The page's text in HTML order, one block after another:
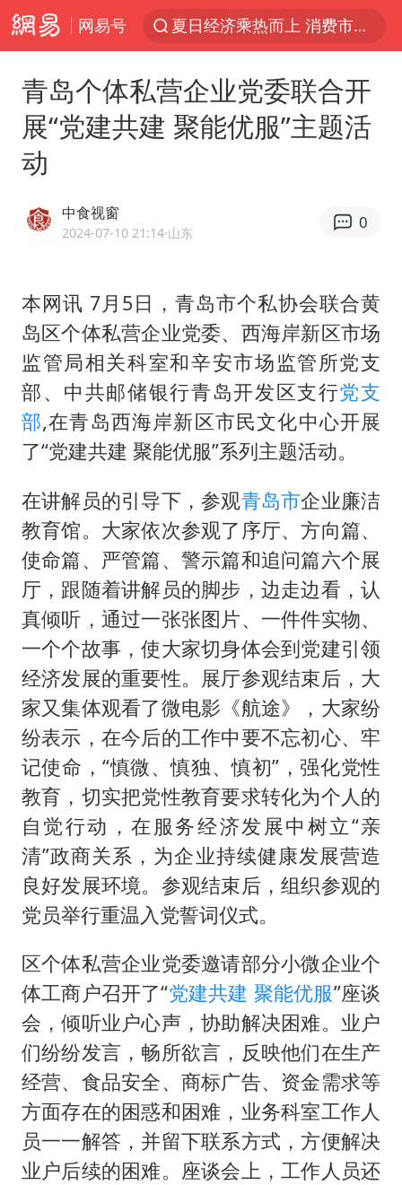
网易号
夏日经济乘热而上 消费市场向新而行
于东来回应胖东来近25年老店年底关闭
以拒绝“和平委员会”的加沙和平计划
白海豚北上或致京津冀暴雨
上门女婿出轨女邻居多年被判重婚罪
香港刷新1884年以来最高气温纪录
美将每月供乌爱国者拦截导弹
国足U17与阿森纳决赛取消 并列冠军
暑期研学游升温 在旅途中增长知识
宝妈给四胞胎取名平安喜乐
构建更高水平的全民健身公共服务体系
暴雨预报为何有时感觉不准
青岛个体私营企业党委联合开
展“党建共建 聚能优服”主题活
动
中食视窗
2024-07-10 21:14·山东
0
本网讯 7月5日，青岛市个私协会联合黄
岛区个体私营企业党委、西海岸新区市场
监管局相关科室和辛安市场监管所党支
部、中共邮储银行青岛开发区支行党支
部,在青岛西海岸新区市民文化中心开展
了“党建共建 聚能优服”系列主题活动。
在讲解员的引导下，参观青岛市企业廉洁
教育馆。大家依次参观了序厅、方向篇、
使命篇、严管篇、警示篇和追问篇六个展
厅，跟随着讲解员的脚步，边走边看，认
真倾听，通过一张张图片、一件件实物、
一个个故事，使大家切身体会到党建引领
经济发展的重要性。展厅参观结束后，大
家又集体观看了微电影《航途》，大家纷
纷表示，在今后的工作中要不忘初心、牢
记使命，“慎微、慎独、慎初”，强化党性
教育，切实把党性教育要求转化为个人的
自觉行动，在服务经济发展中树立“亲
清”政商关系，为企业持续健康发展营造
良好发展环境。参观结束后，组织参观的
党员举行重温入党誓词仪式。
区个体私营企业党委邀请部分小微企业个
体工商户召开了“党建共建 聚能优服”座谈
会，倾听业户心声，协助解决困难。业户
们纷纷发言，畅所欲言，反映他们在生产
经营、食品安全、商标广告、资金需求等
方面存在的困惑和困难，业务科室工作人
员一一解答，并留下联系方式，方便解决
业户后续的困难。座谈会上，工作人员还